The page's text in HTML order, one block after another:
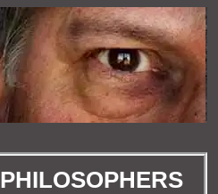
PHILOSOPHERS